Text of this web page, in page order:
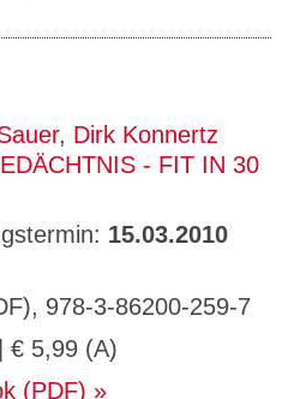
, Dirk Konnertz
- FIT IN 30
15.03.2010
978-3-86200-259-7
| € 5,99 (A)
(PDF)